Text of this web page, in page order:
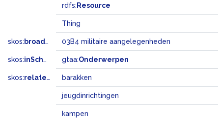
rdfs: Resource
Thing
skos: broadMatch 03B4 militaire aangelegenheden
skos:inScheme gtaa:Onderwerpen
skos:related barakken
jeugdinrichtingen
kampen